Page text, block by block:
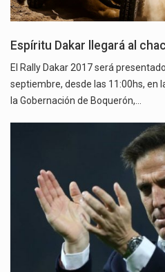
Espíritu Dakar llegará al
El Rally Dakar 2017 será
septiembre, desde las 11:00hs, en
la Gobernación de Boquerón,…